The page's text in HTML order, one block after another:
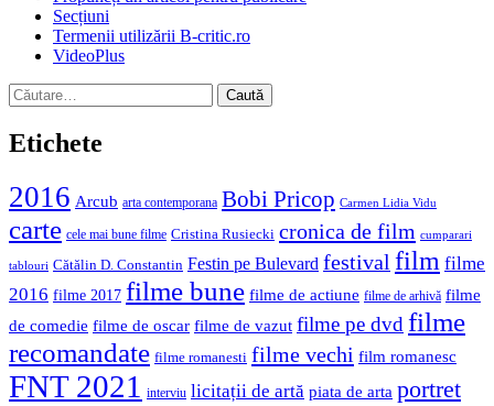
Secțiuni
Termenii utilizării B-critic.ro
VideoPlus
Caută
după:
Etichete
2016 Arcub arta contemporana Bobi Pricop Carmen Lidia Vidu
carte cele mai bune filme Cristina Rusiecki cronica de film cumparari
tablouri Cătălin D. Constantin Festin pe Bulevard festival film filme
2016 filme 2017 filme bune filme de actiune filme de arhivă filme
de comedie filme de oscar filme de vazut filme pe dvd filme
recomandate filme romanesti filme vechi film romanesc
FNT 2021 interviu licitații de artă piata de arta portret